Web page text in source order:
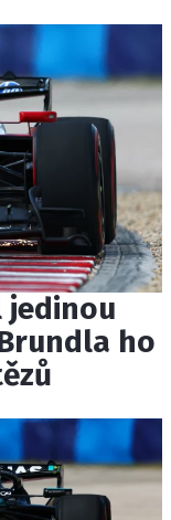
jedinou
ho